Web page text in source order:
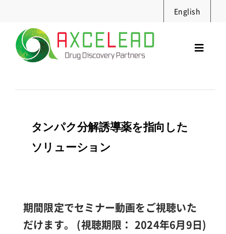
content
English
ニュース
Search
for:
タンパク分解誘導薬を指向した
ソリューション
期間限定でセミナー動画をご視聴いた
だけます。 (視聴期限： 2024年6月9日)